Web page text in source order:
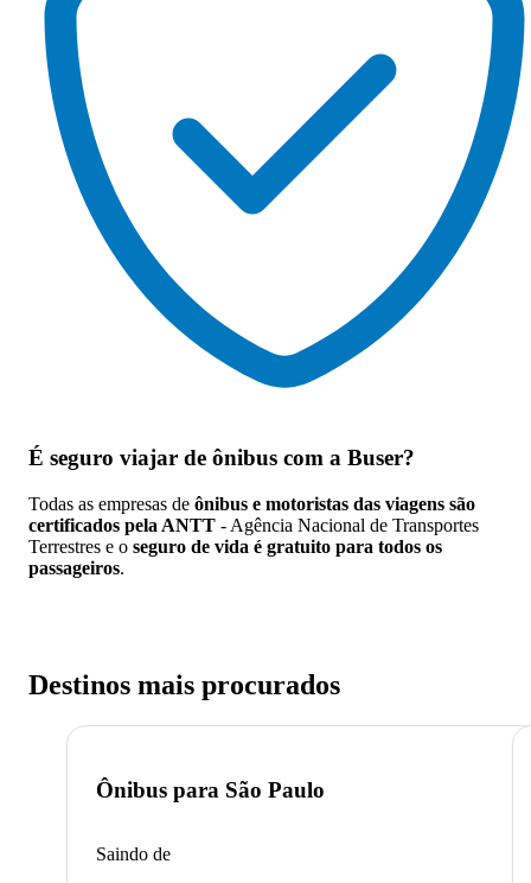
É seguro viajar de ônibus com a Buser?
Todas as empresas de ônibus e motoristas das viagens são
certificados pela ANTT - Agência Nacional de Transportes
Terrestres e o seguro de vida é gratuito para todos os
passageiros.
Destinos mais procurados
Ônibus para São Paulo
Saindo de